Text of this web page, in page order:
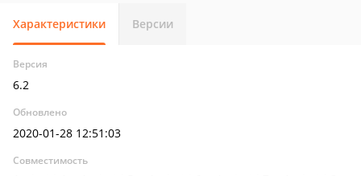
Характеристики Версии
Версия
6.2
Обновлено
2020-01-28 12:51:03
Совместимость